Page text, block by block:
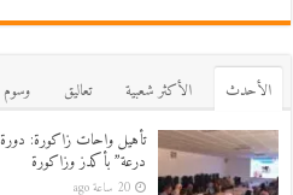
اﻷحدث اﻷكثر شعبية تعاليق
وسوم
تأهيل واحات زاكورة: دورة
درعة” بأكدز وزاكورة
20 ساعة ago